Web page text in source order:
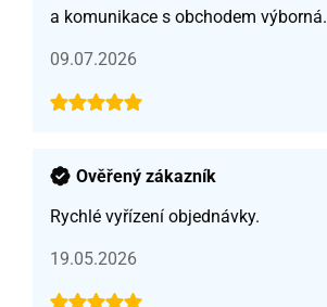
a komunikace s obchodem výborná.
09.07.2026
Ověřený zákazník
Rychlé vyřízení objednávky.
19.05.2026